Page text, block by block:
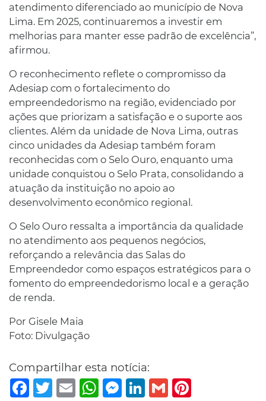
atendimento diferenciado ao município de Nova
Lima. Em 2025, continuaremos a investir em
melhorias para manter esse padrão de excelência”,
afirmou.
O reconhecimento reflete o compromisso da
Adesiap com o fortalecimento do
empreendedorismo na região, evidenciado por
ações que priorizam a satisfação e o suporte aos
clientes. Além da unidade de Nova Lima, outras
cinco unidades da Adesiap também foram
reconhecidas com o Selo Ouro, enquanto uma
unidade conquistou o Selo Prata, consolidando a
atuação da instituição no apoio ao
desenvolvimento econômico regional.
O Selo Ouro ressalta a importância da qualidade
no atendimento aos pequenos negócios,
reforçando a relevância das Salas do
Empreendedor como espaços estratégicos para o
fomento do empreendedorismo local e a geração
de renda.
Por Gisele Maia
Foto: Divulgação
Compartilhar esta notícia:
Facebook
TwitterEmail WhatsAppMessenger
LinkedIn
Gmail